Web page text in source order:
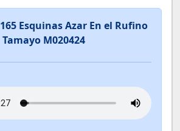
165 Esquinas Azar En el Rufino
Tamayo M020424